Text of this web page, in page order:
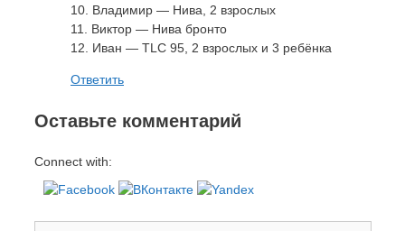
10. Владимир — Нива, 2 взрослых
11. Виктор — Нива бронто
12. Иван — TLC 95, 2 взрослых и 3 ребёнка
Ответить
Оставьте комментарий
Connect with: